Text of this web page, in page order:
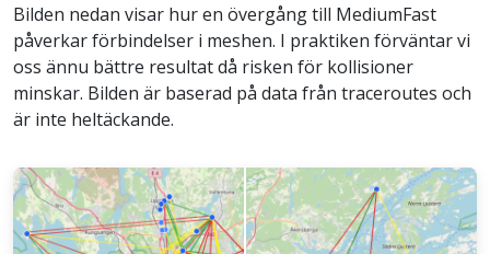
Bilden nedan visar hur en övergång till MediumFast
påverkar förbindelser i meshen. I praktiken förväntar vi
oss ännu bättre resultat då risken för kollisioner
minskar. Bilden är baserad på data från traceroutes och
är inte heltäckande.